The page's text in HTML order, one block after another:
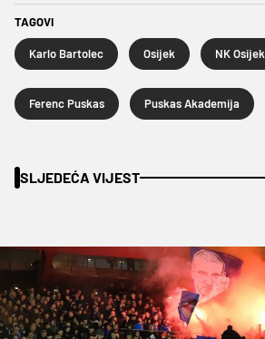
TAGOVI
Karlo Bartolec Osijek NK Osijek
Ferenc Puskas Puskas Akademija
SLJEDEĆA VIJEST